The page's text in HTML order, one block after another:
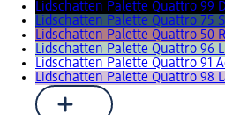
Lidschatten Palette Quattro 99
Lidschatten Palette Quattro 75
Lidschatten Palette Quattro 50
Lidschatten Palette Quattro 96
Lidschatten Palette Quattro 91
Lidschatten Palette Quattro 98